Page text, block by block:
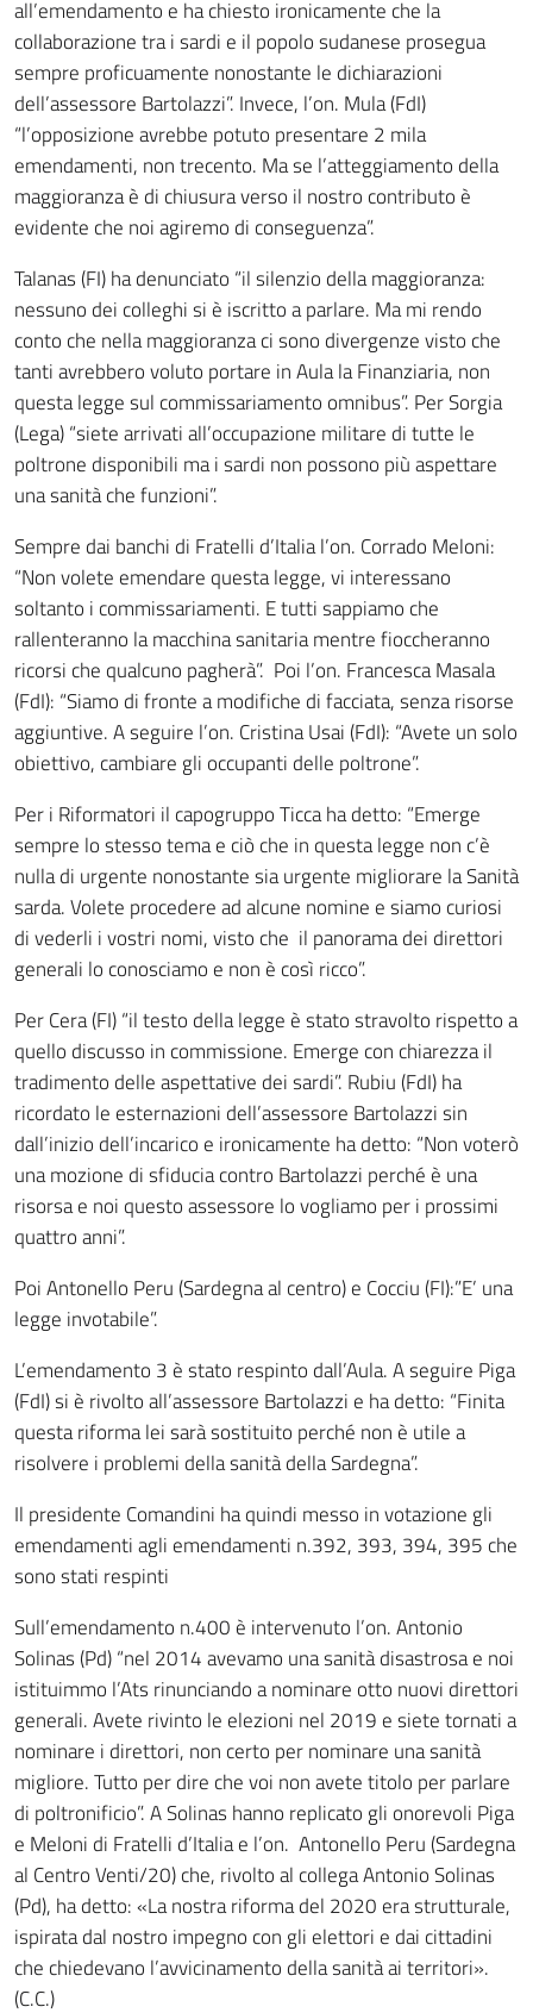
all’emendamento e ha chiesto ironicamente che la
collaborazione tra i sardi e il popolo sudanese prosegua
sempre proficuamente nonostante le dichiarazioni
dell’assessore Bartolazzi”. Invece, l’on. Mula (FdI)
“l’opposizione avrebbe potuto presentare 2 mila
emendamenti, non trecento. Ma se l’atteggiamento della
maggioranza è di chiusura verso il nostro contributo è
evidente che noi agiremo di conseguenza”.
Talanas (FI) ha denunciato “il silenzio della maggioranza:
nessuno dei colleghi si è iscritto a parlare. Ma mi rendo
conto che nella maggioranza ci sono divergenze visto che
tanti avrebbero voluto portare in Aula la Finanziaria, non
questa legge sul commissariamento omnibus”. Per Sorgia
(Lega) “siete arrivati all’occupazione militare di tutte le
poltrone disponibili ma i sardi non possono più aspettare
una sanità che funzioni”.
Sempre dai banchi di Fratelli d’Italia l’on. Corrado Meloni:
“Non volete emendare questa legge, vi interessano
soltanto i commissariamenti. E tutti sappiamo che
rallenteranno la macchina sanitaria mentre fioccheranno
ricorsi che qualcuno pagherà”. Poi l’on. Francesca Masala
(FdI): “Siamo di fronte a modifiche di facciata, senza risorse
aggiuntive. A seguire l’on. Cristina Usai (FdI): “Avete un solo
obiettivo, cambiare gli occupanti delle poltrone”.
Per i Riformatori il capogruppo Ticca ha detto: “Emerge
sempre lo stesso tema e ciò che in questa legge non c’è
nulla di urgente nonostante sia urgente migliorare la Sanità
sarda. Volete procedere ad alcune nomine e siamo curiosi
di vederli i vostri nomi, visto che il panorama dei direttori
generali lo conosciamo e non è così ricco”.
Per Cera (FI) “il testo della legge è stato stravolto rispetto a
quello discusso in commissione. Emerge con chiarezza il
tradimento delle aspettative dei sardi”. Rubiu (FdI) ha
ricordato le esternazioni dell’assessore Bartolazzi sin
dall’inizio dell’incarico e ironicamente ha detto: “Non voterò
una mozione di sfiducia contro Bartolazzi perché è una
risorsa e noi questo assessore lo vogliamo per i prossimi
quattro anni”.
Poi Antonello Peru (Sardegna al centro) e Cocciu (FI):”E’ una
legge invotabile”.
L’emendamento 3 è stato respinto dall’Aula. A seguire Piga
(FdI) si è rivolto all’assessore Bartolazzi e ha detto: “Finita
questa riforma lei sarà sostituito perché non è utile a
risolvere i problemi della sanità della Sardegna”.
Il presidente Comandini ha quindi messo in votazione gli
emendamenti agli emendamenti n.392, 393, 394, 395 che
sono stati respinti
Sull’emendamento n.400 è intervenuto l’on. Antonio
Solinas (Pd) “nel 2014 avevamo una sanità disastrosa e noi
istituimmo l’Ats rinunciando a nominare otto nuovi direttori
generali. Avete rivinto le elezioni nel 2019 e siete tornati a
nominare i direttori, non certo per nominare una sanità
migliore. Tutto per dire che voi non avete titolo per parlare
di poltronificio”. A Solinas hanno replicato gli onorevoli Piga
e Meloni di Fratelli d’Italia e l’on. Antonello Peru (Sardegna
al Centro Venti/20) che, rivolto al collega Antonio Solinas
(Pd), ha detto: «La nostra riforma del 2020 era strutturale,
ispirata dal nostro impegno con gli elettori e dai cittadini
che chiedevano l’avvicinamento della sanità ai territori».
(C.C.)